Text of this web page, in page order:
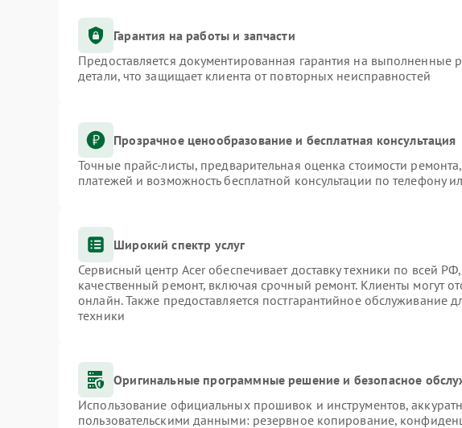
Гарантия на работы и запчасти
Предоставляется документированная гарантия на выполненные
детали, что защищает клиента от повторных неисправностей
Прозрачное ценообразование и бесплатная консультация
Точные прайс-листы, предварительная оценка стоимости
платежей и возможность бесплатной консультации по телефону
Широкий спектр услуг
Сервисный центр Acer обеспечивает доставку техники по всей
качественный ремонт, включая срочный ремонт. Клиенты могут
онлайн. Также предоставляется постгарантийное обслуживание
техники
Оригинальные программные решение и безопасное
Использование официальных прошивок и инструментов,
пользовательскими данными: резервное копирование,